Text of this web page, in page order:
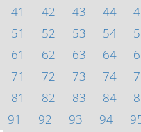
41
42 43 44
51
52 53 54
61
62 63 64
71
72 73 74
81
82 83 84
91
92 93 94